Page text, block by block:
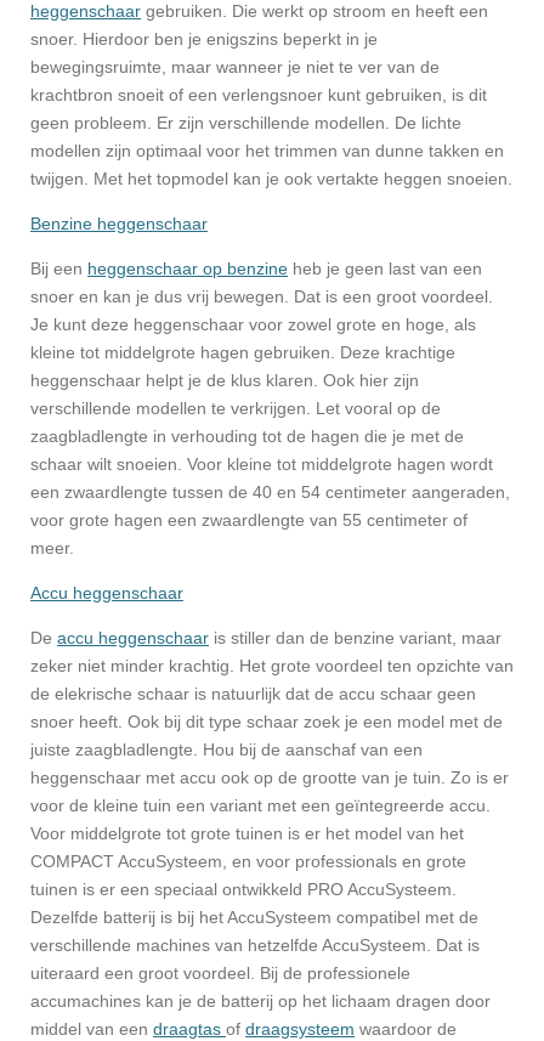
heggenschaar gebruiken. Die werkt op stroom en heeft een
snoer. Hierdoor ben je enigszins beperkt in je
bewegingsruimte, maar wanneer je niet te ver van de
krachtbron snoeit of een verlengsnoer kunt gebruiken, is dit
geen probleem. Er zijn verschillende modellen. De lichte
modellen zijn optimaal voor het trimmen van dunne takken en
twijgen. Met het topmodel kan je ook vertakte heggen snoeien.
Benzine heggenschaar
Bij een heggenschaar op benzine heb je geen last van een
snoer en kan je dus vrij bewegen. Dat is een groot voordeel.
Je kunt deze heggenschaar voor zowel grote en hoge, als
kleine tot middelgrote hagen gebruiken. Deze krachtige
heggenschaar helpt je de klus klaren. Ook hier zijn
verschillende modellen te verkrijgen. Let vooral op de
zaagbladlengte in verhouding tot de hagen die je met de
schaar wilt snoeien. Voor kleine tot middelgrote hagen wordt
een zwaardlengte tussen de 40 en 54 centimeter aangeraden,
voor grote hagen een zwaardlengte van 55 centimeter of
meer.
Accu heggenschaar
De accu heggenschaar is stiller dan de benzine variant, maar
zeker niet minder krachtig. Het grote voordeel ten opzichte van
de elekrische schaar is natuurlijk dat de accu schaar geen
snoer heeft. Ook bij dit type schaar zoek je een model met de
juiste zaagbladlengte. Hou bij de aanschaf van een
heggenschaar met accu ook op de grootte van je tuin. Zo is er
voor de kleine tuin een variant met een geïntegreerde accu.
Voor middelgrote tot grote tuinen is er het model van het
COMPACT AccuSysteem, en voor professionals en grote
tuinen is er een speciaal ontwikkeld PRO AccuSysteem.
Dezelfde batterij is bij het AccuSysteem compatibel met de
verschillende machines van hetzelfde AccuSysteem. Dat is
uiteraard een groot voordeel. Bij de professionele
accumachines kan je de batterij op het lichaam dragen door
middel van een draagtas of draagsysteem waardoor de